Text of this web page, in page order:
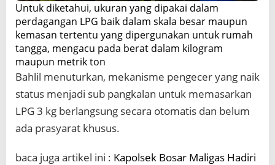
Untuk diketahui, ukuran yang dipakai dalam
perdagangan LPG baik dalam skala besar maupun
kemasan tertentu yang dipergunakan untuk rumah
tangga, mengacu pada berat dalam kilogram
maupun metrik ton
Bahlil menuturkan, mekanisme pengecer yang naik
status menjadi sub pangkalan untuk memasarkan
LPG 3 kg berlangsung secara otomatis dan belum
ada prasyarat khusus.
baca juga artikel ini : Kapolsek Bosar Maligas Hadiri